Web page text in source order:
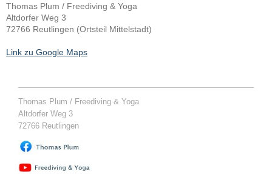
Thomas Plum / Freediving & Yoga
Altdorfer Weg 3
72766 Reutlingen (Ortsteil Mittelstadt)
Link zu Google Maps
Thomas Plum / Freediving & Yoga
Altdorfer Weg 3
72766 Reutlingen